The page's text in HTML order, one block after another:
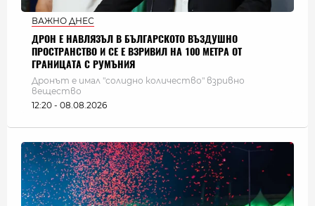
ВАЖНО ДНЕС
ДРОН Е НАВЛЯЗЪЛ В БЪЛГАРСКОТО ВЪЗДУШНО
ПРОСТРАНСТВО И СЕ Е ВЗРИВИЛ НА 100 МЕТРА ОТ
ГРАНИЦАТА С РУМЪНИЯ
Дронът е имал "солидно количество" взривно
вещество
12:20 - 08.08.2026